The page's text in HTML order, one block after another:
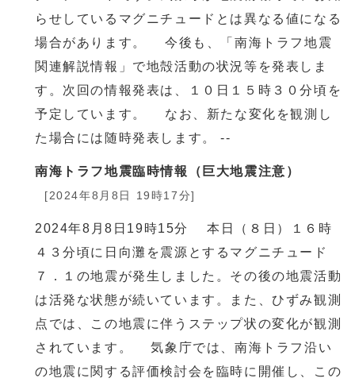
らせしているマグニチュードとは異なる値になる
場合があります。 今後も、「南海トラフ地震
関連解説情報」で地殻活動の状況等を発表しま
す。次回の情報発表は、１０日１５時３０分頃を
予定しています。 なお、新たな変化を観測し
た場合には随時発表します。 --
南海トラフ地震臨時情報（巨大地震注意）
[2024年8月8日 19時17分]
2024年8月8日19時15分 本日（８日）１６時
４３分頃に日向灘を震源とするマグニチュード
７．１の地震が発生しました。その後の地震活動
は活発な状態が続いています。また、ひずみ観測
点では、この地震に伴うステップ状の変化が観測
されています。 気象庁では、南海トラフ沿い
の地震に関する評価検討会を臨時に開催し、この